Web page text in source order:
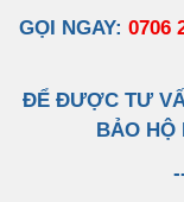
GỌI NGAY: 0706
ĐỂ ĐƯỢC TƯ
BẢO HỘ